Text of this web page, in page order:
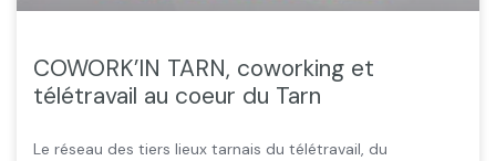
COWORK’IN TARN, coworking et
télétravail au coeur du Tarn
Le réseau des tiers lieux tarnais du télétravail, du